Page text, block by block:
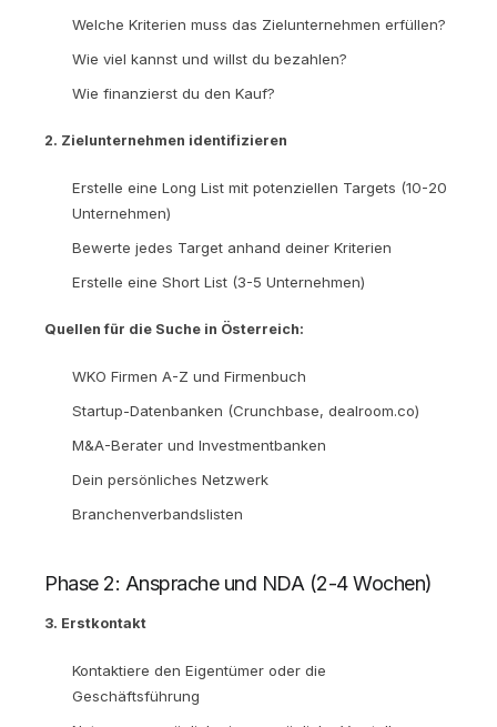
Welche Kriterien muss das Zielunternehmen erfüllen?
Wie viel kannst und willst du bezahlen?
Wie finanzierst du den Kauf?
2. Zielunternehmen identifizieren
Erstelle eine Long List mit potenziellen Targets (10-20
Unternehmen)
Bewerte jedes Target anhand deiner Kriterien
Erstelle eine Short List (3-5 Unternehmen)
Quellen für die Suche in Österreich:
WKO Firmen A-Z und Firmenbuch
Startup-Datenbanken (Crunchbase, dealroom.co)
M&A-Berater und Investmentbanken
Dein persönliches Netzwerk
Branchenverbandslisten
Phase 2: Ansprache und NDA (2-4 Wochen)
3. Erstkontakt
Kontaktiere den Eigentümer oder die
Geschäftsführung